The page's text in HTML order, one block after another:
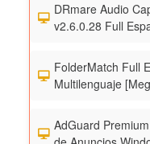
DRmare Audio
v2.6.0.28 Full
FolderMatch Full
Multilenguaje
AdGuard